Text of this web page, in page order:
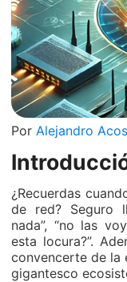
Por Alejandro
¿Recuerdas
de red? Seguro
nada”, “no las
esta locura?”.
convencerte de la
gigantesco